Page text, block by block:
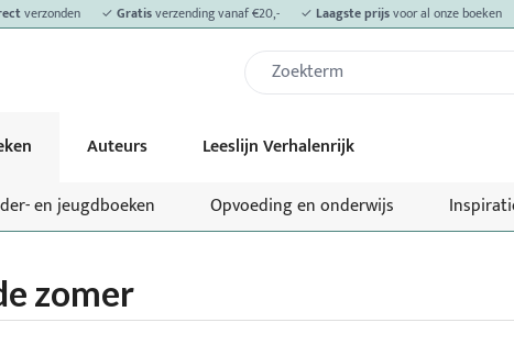
verzonden ✓ Gratisverzending vanaf €20,- ✓ Laagste prijsvoor al onze boeken
Auteurs
Leeslijn Verhalenrijk
en jeugdboeken
Opvoeding en onderwijs
zomer